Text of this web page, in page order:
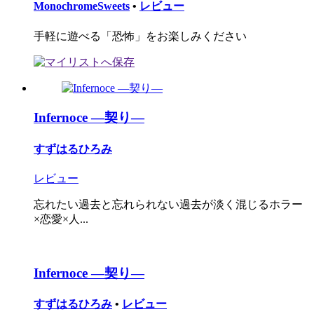
MonochromeSweets • レビュー
手軽に遊べる「恐怖」をお楽しみください
Infernoce ―契り―
すずはるひろみ
レビュー
忘れたい過去と忘れられない過去が淡く混じるホラー
×恋愛×人...
Infernoce ―契り―
すずはるひろみ • レビュー